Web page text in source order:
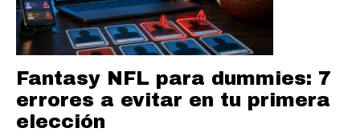
Fantasy NFL para dummies: 7
errores a evitar en tu primera
elección